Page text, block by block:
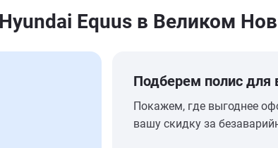
Equus в Великом
Подберем полис для
Покажем, где выгоднее
вашу скидку за